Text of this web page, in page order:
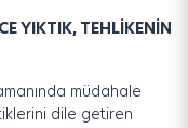
YIKTIK, TEHLİKENİN
müdahale
dile getiren